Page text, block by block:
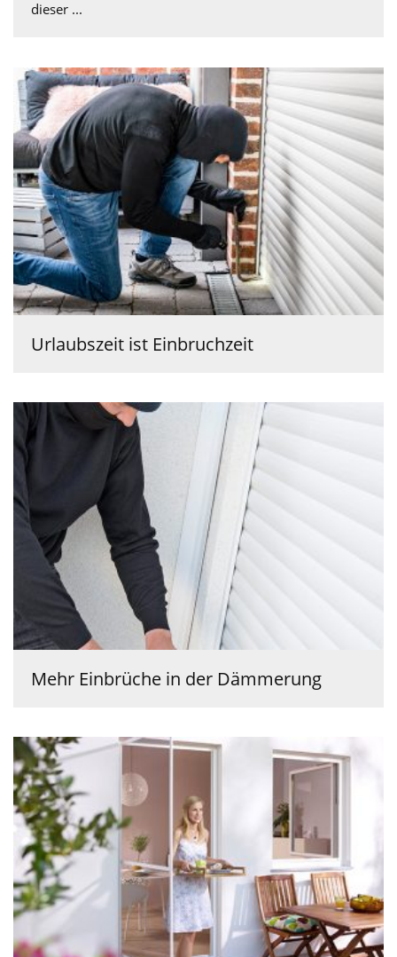
dieser ...
Urlaubszeit ist Einbruchzeit
Mehr Einbrüche in der Dämmerung